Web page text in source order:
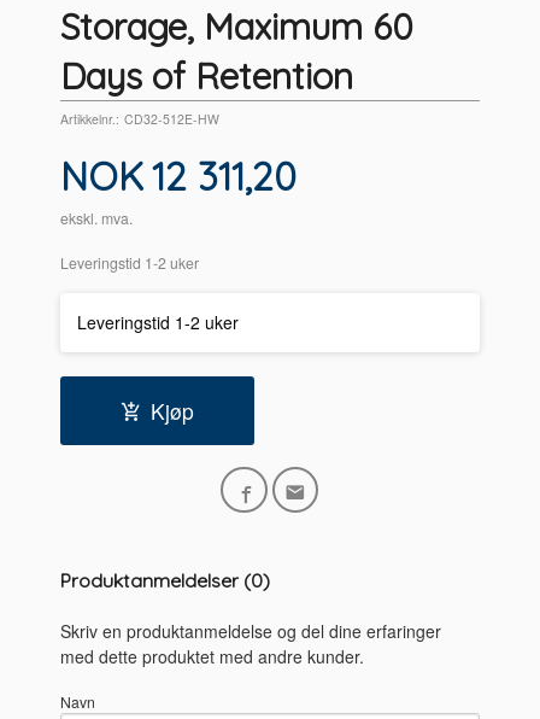
Storage, Maximum 60
Days of Retention
Artikkelnr.: CD32-512E-HW
Pris
NOK12 311,20
ekskl. mva.
Leveringstid 1-2 uker
Leveringstid 1-2 uker
Kjøp
Produktanmeldelser (0)
Skriv en produktanmeldelse og del dine erfaringer
med dette produktet med andre kunder.
Navn